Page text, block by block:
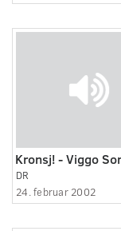
Kronsj! - Viggo
DR
24. februar 2002